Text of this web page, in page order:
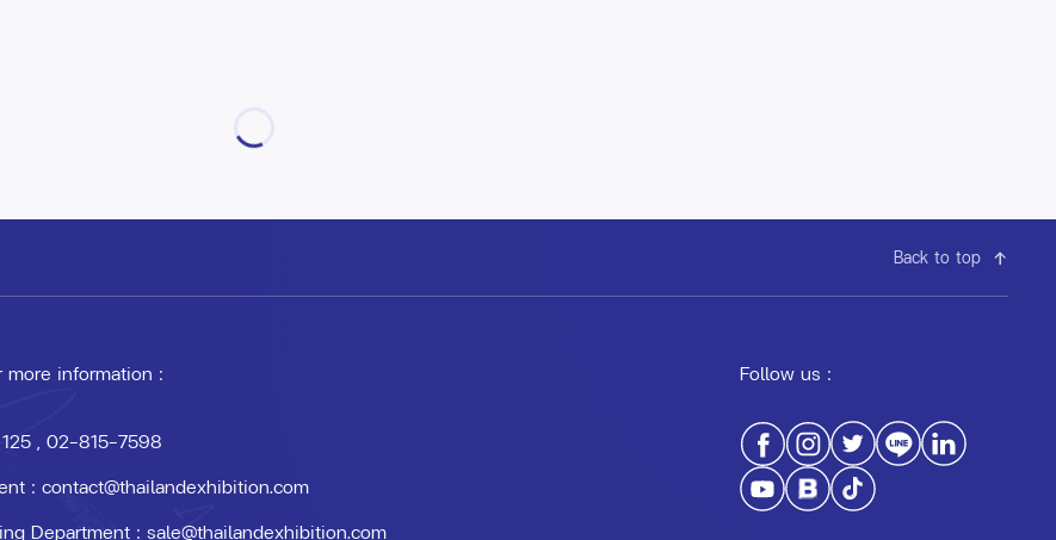
Back to top
information :
, 02-815-7598
: contact@thailandexhibition.com
Department : sale@thailandexhibition.com
Follow us :